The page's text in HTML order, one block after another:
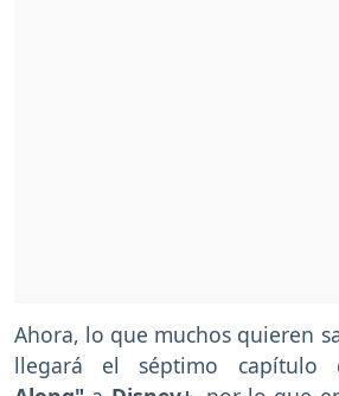
Ahora, lo que muchos quieren
llegará el séptimo capítulo